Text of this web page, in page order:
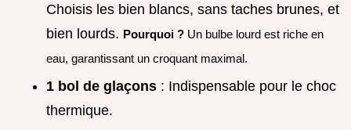
Choisis les bien blancs, sans taches brunes, et
bien lourds. Pourquoi ? Un bulbe lourd est riche en
eau, garantissant un croquant maximal.
1 bol de glaçons : Indispensable pour le choc
thermique.